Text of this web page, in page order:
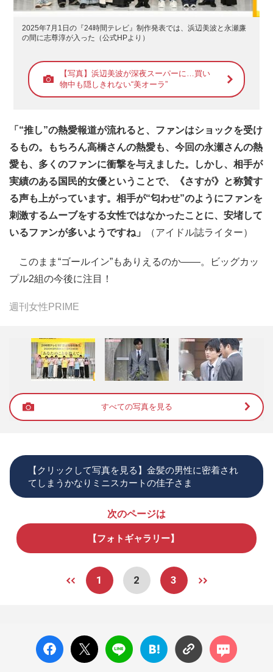
2025年7月1日の『24時間テレビ』制作発表では、浜辺美波と永瀬廉
の間に志尊淳が入った（公式HPより）
【写真】浜辺美波が深夜スーパーに…買い
物中も隠しきれない“美オーラ”
「“推し”の熱愛報道が流れると、ファンはショックを受け
るもの。もちろん高橋さんの熱愛も、今回の永瀬さんの熱
愛も、多くのファンに衝撃を与えました。しかし、相手が
実績のある国民的女優ということで、《さすが》と称賛す
る声も上がっています。相手が“匂わせ”のようにファンを
刺激するムーブをする女性ではなかったことに、安堵して
いるファンが多いようですね」
（アイドル誌ライター）
このまま“ゴールイン”もありえるのか――。ビッグカッ
プル2組の今後に注目！
週刊女性PRIME
すべての写真を見る
【クリックして写真を見る】金髪の男性に密着され
てしまうかなりミニスカートの佳子さま
次のページは
【フォトギャラリー】
1 2 3
facebo
ok い
X ポス
ト
LINE
はてな
ブック
コメン
ト